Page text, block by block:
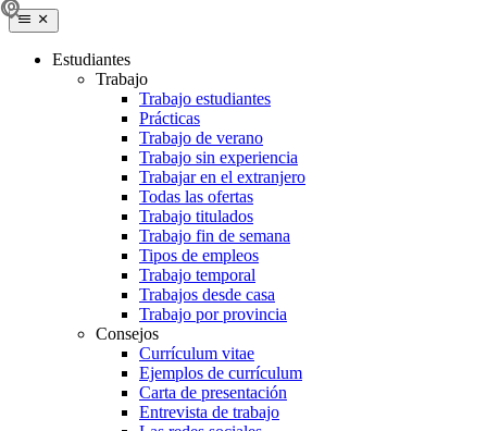
Estudiantes
Trabajo
Trabajo estudiantes
Prácticas
Trabajo de verano
Trabajo sin experiencia
Trabajar en el extranjero
Todas las ofertas
Trabajo titulados
Trabajo fin de semana
Tipos de empleos
Trabajo temporal
Trabajos desde casa
Trabajo por provincia
Consejos
Currículum vitae
Ejemplos de currículum
Carta de presentación
Entrevista de trabajo